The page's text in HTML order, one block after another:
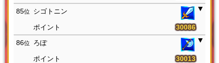
85位 シゴトニン
30086
86位 ろぽ
30013